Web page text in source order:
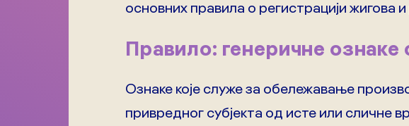
основних правила о регистрацији жигова
Правило: генеричне
Ознаке које служе за обележавање
привредног субјекта од исте или сличне